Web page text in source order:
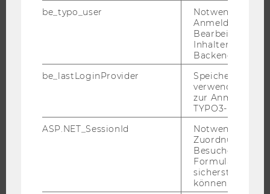
BACHELOR
EXECUTIVE EDUCATION
INTERNATIONALE UND INCOMING EXCHANGE STUDIERENDE
be_typo_user
Notwendig für
Anmeldung und
Bearbeitung von
Inhalten im
Backend.
be_lastLoginProvider
Speichert die
verwendete
zur Anmeldung
TYPO3-Backend.
ASP.NET_SessionId
Notwendig, um
Zuordnung von
Besucher zu
sicherstellen zu
können.